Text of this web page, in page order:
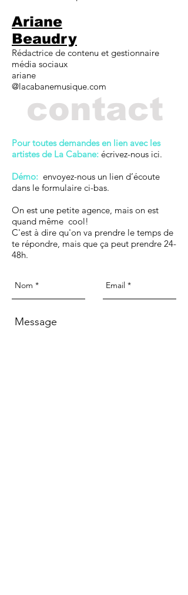
Ariane
Beaudry
Rédactrice de contenu et gestionnaire
média sociaux
ariane
@lacabanemusique.com
contact
Pour toutes demandes en lien avec les
artistes de La Cabane: écrivez-nous ici.
Démo: envoyez-nous un lien d’écoute
dans le formulaire ci-bas.
On est une petite agence, mais on est
quand même cool!
C'est à dire qu'on va prendre le temps de
te répondre, mais que ça peut prendre 24-
48h.